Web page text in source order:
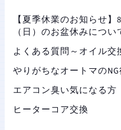
【夏季休業のお知らせ
（日）のお盆休みについ
よくある質問～オイル交
やりがちなオートマのNG
エアコン臭い気になる方
ヒーターコア交換